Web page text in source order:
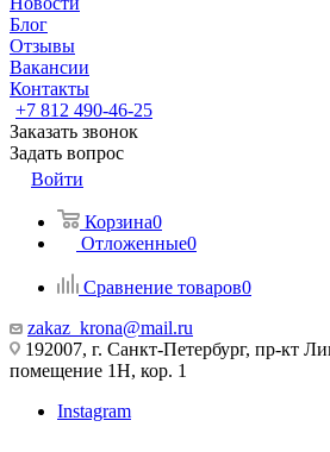
Блог
Отзывы
Вакансии
Контакты
+7 812 490-46-25
Заказать звонок
Задать вопрос
Войти
Корзина0
Отложенные0
Сравнение товаров0
zakaz_krona@mail.ru
192007, г. Санкт-Петербург, пр-кт
помещение 1Н, кор. 1
Instagram